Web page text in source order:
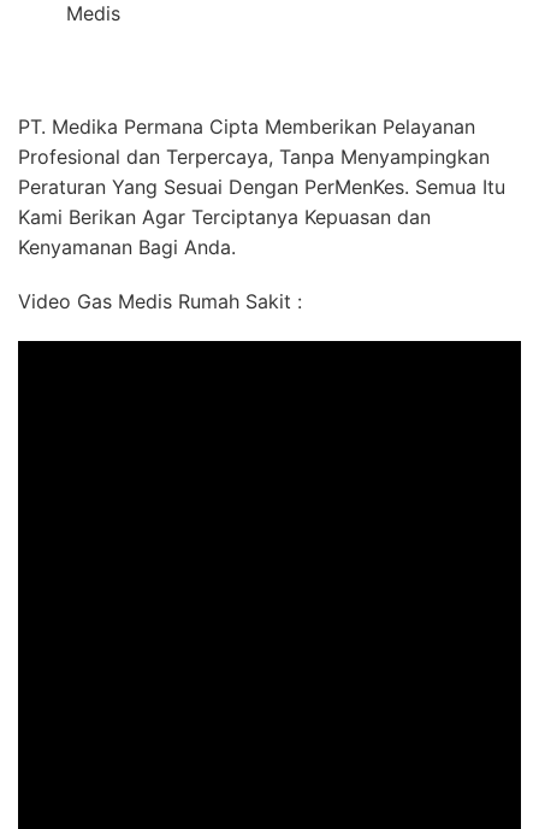
Medis
PT. Medika Permana Cipta Memberikan Pelayanan
Profesional dan Terpercaya, Tanpa Menyampingkan
Peraturan Yang Sesuai Dengan PerMenKes. Semua Itu
Kami Berikan Agar Terciptanya Kepuasan dan
Kenyamanan Bagi Anda.
Video Gas Medis Rumah Sakit :